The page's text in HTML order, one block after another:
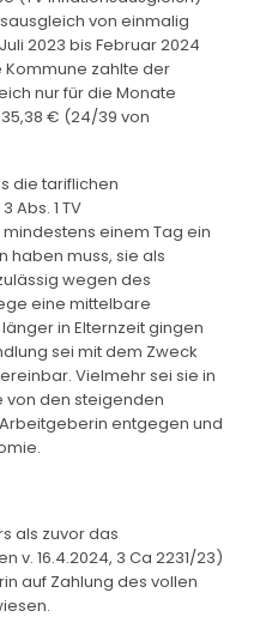
von einmalig
2023 bis Februar 2024
Kommune zahlte der
nur für die Monate
€ (24/39 von
die tariflichen
Abs. 1 TV
einem Tag ein
haben muss, sie als
wegen des
eine mittelbare
in Elternzeit gingen
sei mit dem Zweck
Vielmehr sei sie in
von den steigenden
entgegen und
als zuvor das
v. 16.4.2024, 3 Ca 2231/23)
auf Zahlung des vollen